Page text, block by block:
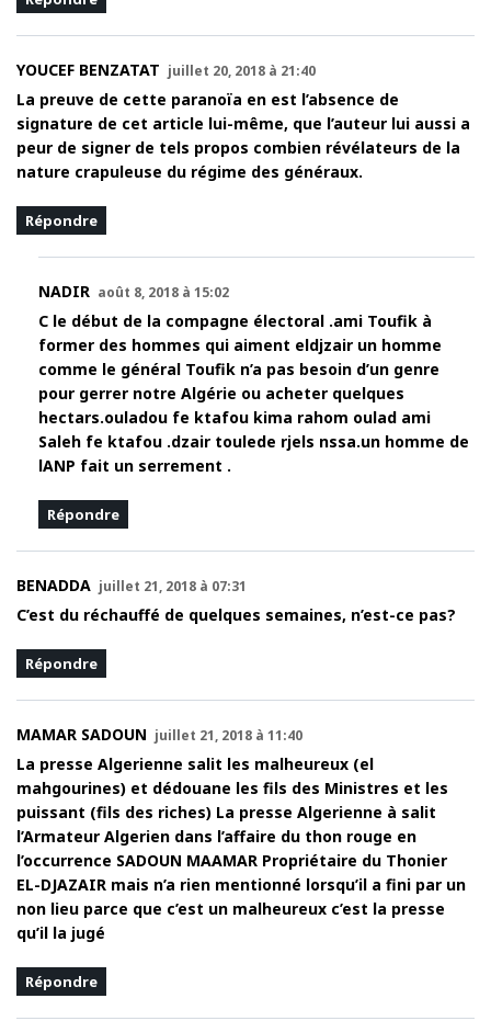
YOUCEF BENZATAT juillet 20, 2018 à 21:40
La preuve de cette paranoïa en est l’absence de
signature de cet article lui-même, que l’auteur lui aussi a
peur de signer de tels propos combien révélateurs de la
nature crapuleuse du régime des généraux.
Répondre
NADIR août 8, 2018 à 15:02
C le début de la compagne électoral .ami Toufik à
former des hommes qui aiment eldjzair un homme
comme le général Toufik n’a pas besoin d’un genre
pour gerrer notre Algérie ou acheter quelques
hectars.ouladou fe ktafou kima rahom oulad ami
Saleh fe ktafou .dzair toulede rjels nssa.un homme de
lANP fait un serrement .
Répondre
BENADDA juillet 21, 2018 à 07:31
C’est du réchauffé de quelques semaines, n’est-ce pas?
Répondre
MAMAR SADOUN juillet 21, 2018 à 11:40
La presse Algerienne salit les malheureux (el
mahgourines) et dédouane les fils des Ministres et les
puissant (fils des riches) La presse Algerienne à salit
l’Armateur Algerien dans l’affaire du thon rouge en
l’occurrence SADOUN MAAMAR Propriétaire du Thonier
EL-DJAZAIR mais n’a rien mentionné lorsqu’il a fini par un
non lieu parce que c’est un malheureux c’est la presse
qu’il la jugé
Répondre